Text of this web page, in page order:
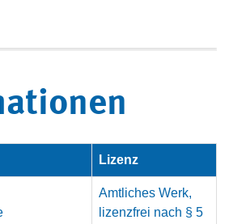
Lizenz
Amtliches Werk,
lizenzfrei nach § 5